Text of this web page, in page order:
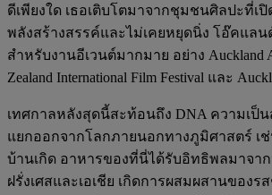
ดีเพียงใด เธอเติบโตมาจากชุมชนศิลปะที่เปิ
พลังสร้างสรรค์และไม่เคยหยุดนิ่ง โอ๊คแลน
สำหรับงานอีเวนต์มากมาย อย่าง Auckland
Zealand International Film Festival และ
เทศกาลหลังสุดนี้สะท้อนถึง DNA ความเป็
แยกออกจากโลกภายนอกทางภูมิศาสตร์ เช่
บ้านเกิด อาหารของที่นี่ได้รับอิทธิพลมาจาก
ฝรั่งเศสและเอเชีย เกิดการผสมผสานของร